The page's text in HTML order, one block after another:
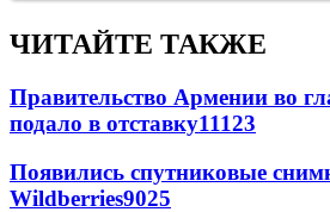
ЧИТАЙТЕ ТАКЖЕ
Правительство Армении во
подало в отставку11123
Появились спутниковые
Wildberries9025